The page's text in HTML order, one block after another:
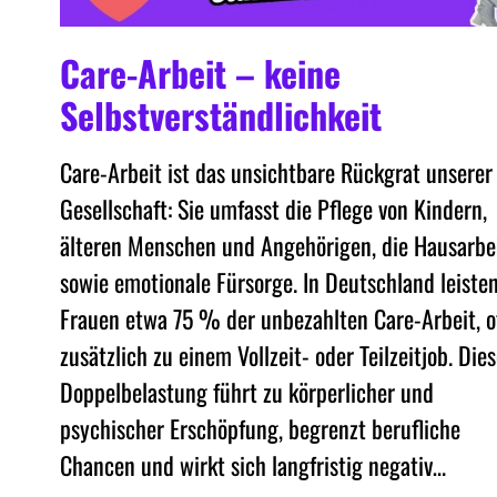
Care-Arbeit – keine
Selbstverständlichkeit
Care-Arbeit ist das unsichtbare Rückgrat unserer
Gesellschaft: Sie umfasst die Pflege von Kindern,
älteren Menschen und Angehörigen, die
sowie emotionale Fürsorge. In Deutschland leisten
Frauen etwa 75 % der unbezahlten Care-Arbeit,
zusätzlich zu einem Vollzeit- oder Teilzeitjob.
Doppelbelastung führt zu körperlicher und
psychischer Erschöpfung, begrenzt berufliche
Chancen und wirkt sich langfristig negativ…